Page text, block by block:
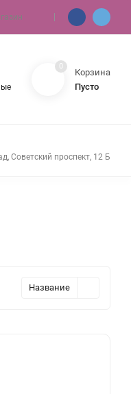
0
Корзина
Пусто
Советский проспект, 12 Б
Название